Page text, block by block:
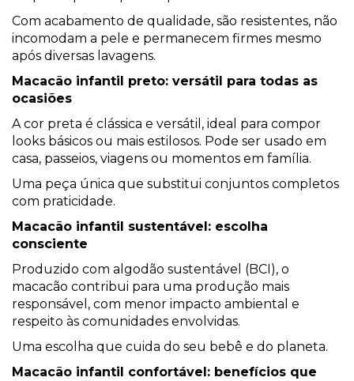
Com acabamento de qualidade, são resistentes, não
incomodam a pele e permanecem firmes mesmo
após diversas lavagens.
Macacão infantil preto: versátil para todas as
ocasiões
A cor preta é clássica e versátil, ideal para compor
looks básicos ou mais estilosos. Pode ser usado em
casa, passeios, viagens ou momentos em família.
Uma peça única que substitui conjuntos completos
com praticidade.
Macacão infantil sustentável: escolha
consciente
Produzido com algodão sustentável (BCI), o
macacão contribui para uma produção mais
responsável, com menor impacto ambiental e
respeito às comunidades envolvidas.
Uma escolha que cuida do seu bebê e do planeta.
Macacão infantil confortável: benefícios que